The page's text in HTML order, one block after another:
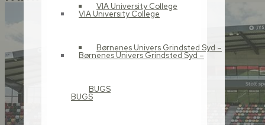
VIA University College
Børnenes Univers Grindsted Syd –
BUGS
VIA University College
Børnenes Univers Grindsted Syd –
BUGS